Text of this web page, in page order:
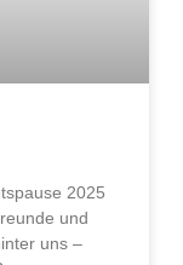
2025
und
uns –